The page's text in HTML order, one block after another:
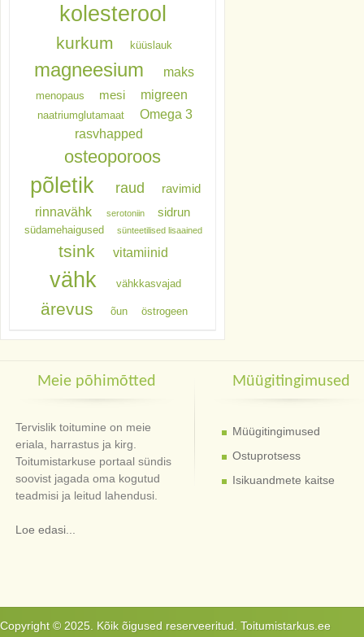
kolesterool
kurkum küüslauk
magneesium maks
menopaus mesi migreen
naatriumglutamaat
Omega 3
rasvhapped
osteoporoos
põletik raud ravimid
rinnavähk serotoniin sidrun
südamehaigused sünteetilised lisaained
tsink vitamiinid
vähk vähkkasvajad
ärevus õun östrogeen
Meie põhimõtted
Tervislik toitumine on meie
eriala, harrastus ja kirg.
Toitumistarkuse portaal sündis
soovist jagada oma kogutud
teadmisi ja leitud lahendusi.
Loe edasi...
Müügitingimused
Müügitingimused
Ostuprotsess
Isikuandmete kaitse
Copyright © 2025. Kõik õigused reserveeritud. Toitumistarkus.ee